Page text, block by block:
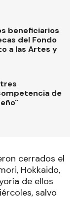
beneficiarios
del Fondo
a las Artes y
de
cerrados el
Hokkaido,
de ellos
salvo